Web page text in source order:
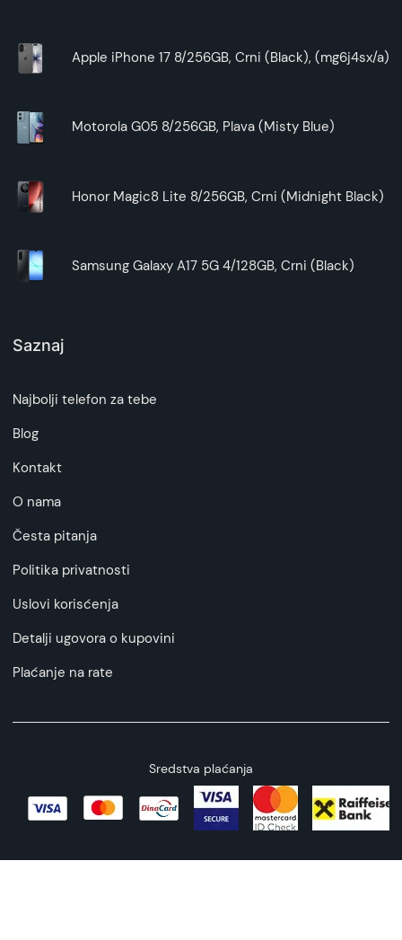
Apple iPhone 17 8/256GB, Crni (Black), (mg6j4sx/a)
Motorola G05 8/256GB, Plava (Misty Blue)
Honor Magic8 Lite 8/256GB, Crni (Midnight Black)
Samsung Galaxy A17 5G 4/128GB, Crni (Black)
Saznaj
Najbolji telefon za tebe
Blog
Kontakt
O nama
Česta pitanja
Politika privatnosti
Uslovi korisćenja
Detalji ugovora o kupovini
Plaćanje na rate
Sredstva plaćanja